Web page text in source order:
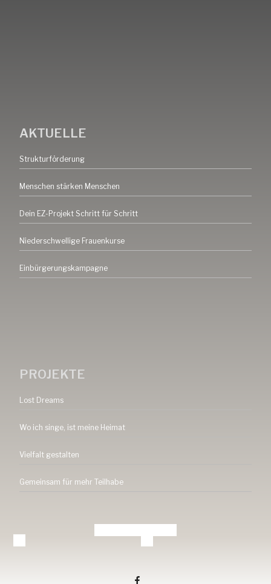
AKTUELLE
Strukturförderung
Menschen stärken Menschen
Dein EZ-Projekt Schritt für Schritt
Niederschwellige Frauenkurse
Einbürgerungskampagne
PROJEKTE
Lost Dreams
Wo ich singe, ist meine Heimat
Vielfalt gestalten
Gemeinsam für mehr Teilhabe